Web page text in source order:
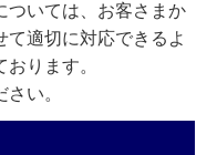
ついては、お客さまか
て適切に対応できるよ
ります。
い。